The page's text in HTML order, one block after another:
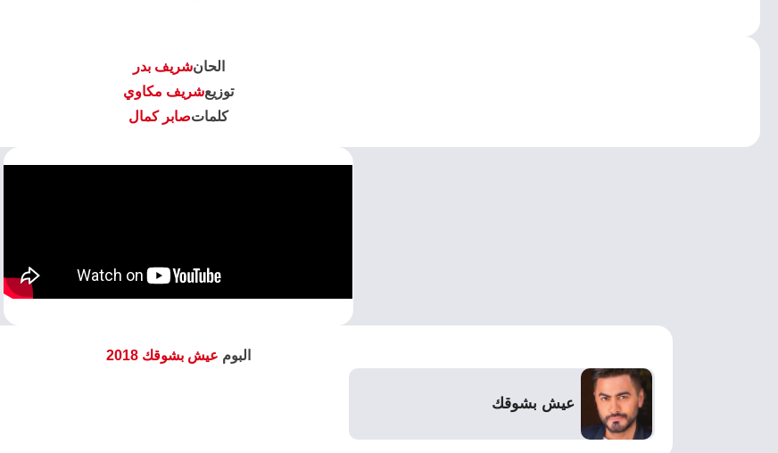
الحانشريف بدر
توزيعشريف مكاوي
كلماتصابر كمال
البوم عيش بشوقك 2018
عيش بشوقك